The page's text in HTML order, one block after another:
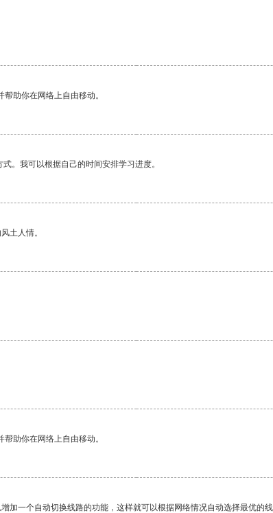
助你在网络上自由移动。
。我可以根据自己的时间安排学习进度。
土人情。
助你在网络上自由移动。
一个自动切换线路的功能，这样就可以根据网络情况自动选择最优的